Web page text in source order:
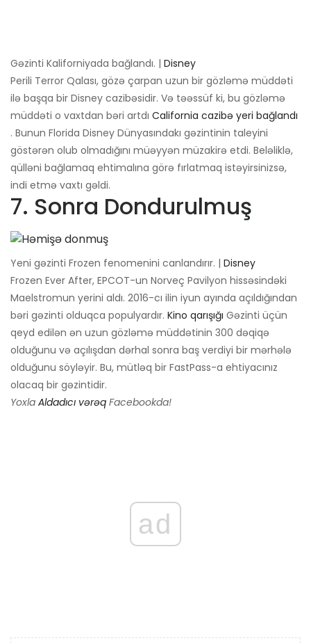
Gəzinti Kaliforniyada bağlandı. | Disney
Perili Terror Qalası, gözə çarpan uzun bir gözləmə müddəti
ilə başqa bir Disney cazibəsidir. Və təəssüf ki, bu gözləmə
müddəti o vaxtdan bəri artdı California cazibə yeri bağlandı
. Bunun Florida Disney Dünyasındakı gəzintinin taleyini
göstərən olub olmadığını müəyyən müzakirə etdi. Beləliklə,
qülləni bağlamaq ehtimalına görə fırlatmaq istəyirsinizsə,
indi etmə vaxtı gəldi.
7. Sonra Dondurulmuş
Yeni gəzinti Frozen fenomenini canlandırır. | Disney
Frozen Ever After, EPCOT-un Norveç Pavilyon hissəsindəki
Maelstromun yerini aldı. 2016-cı ilin iyun ayında açıldığından
bəri gəzinti olduqca populyardır. Kino qarışığı Gəzinti üçün
qeyd edilən ən uzun gözləmə müddətinin 300 dəqiqə
olduğunu və açılışdan dərhal sonra baş verdiyi bir mərhələ
olduğunu söyləyir. Bu, mütləq bir FastPass-a ehtiyacınız
olacaq bir gəzintidir.
Yoxla Aldadıcı vərəq Facebookda!
ad